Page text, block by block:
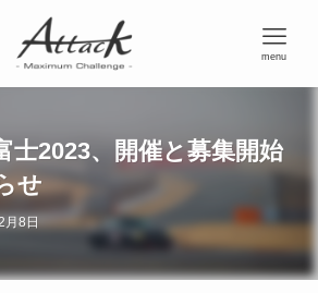
menu
士2023、開催と募集開始
せ
月8日